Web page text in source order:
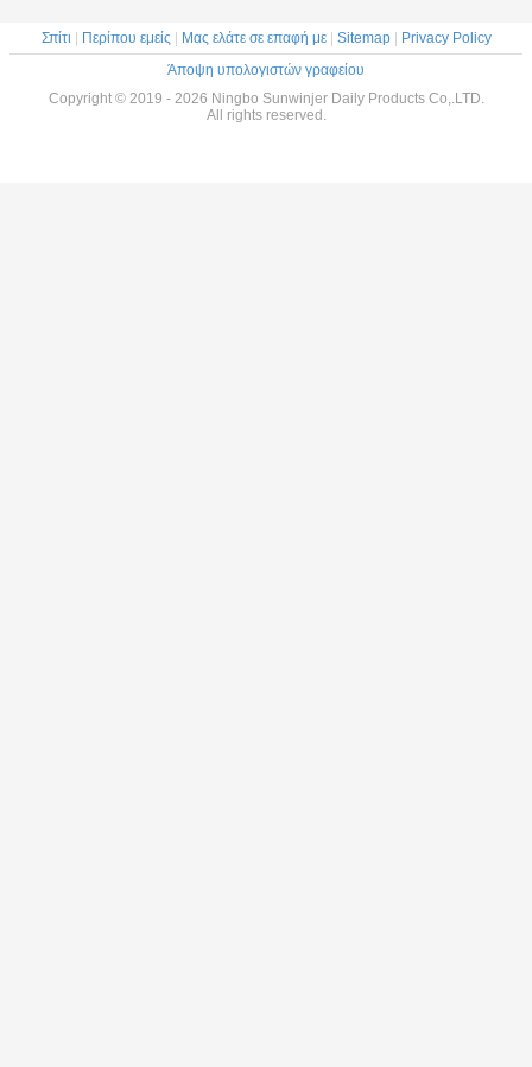
Σπίτι Περίπου εμείς Μας ελάτε σε επαφή με| Sitemap|
Privacy Policy
Άποψη υπολογιστών γραφείου
Copyright © 2019 - 2026 Ningbo Sunwinjer Daily Products Co,.LTD.
All rights reserved.